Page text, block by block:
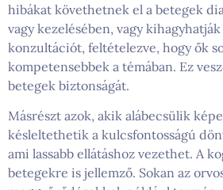
hibákat követhetnek el a betegek
vagy kezelésében, vagy
konzultációt, feltételezve, hogy ők
kompetensebbek a témában. Ez
betegek biztonságát.
Másrészt azok, akik alábecsülik
késleltethetik a kulcsfontosságú
ami lassabb ellátáshoz vezethet. A
betegekre is jellemző. Sokan az